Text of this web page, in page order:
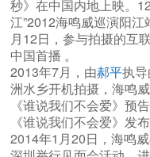
秒》在中国内地上映。
江”2012海鸣威巡演阳
月12日，参与拍摄的互
中国首播 。
2013年7月，由郝平执
洲水乡开机拍摄，海鸣
《谁说我们不会爱》预
《谁说我们不会爱》发布
2014年1月20日，海鸣